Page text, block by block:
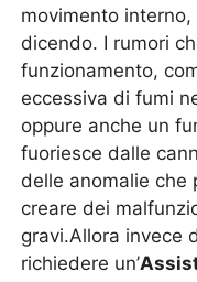
movimento
dicendo. I rumori
funzionamento,
eccessiva di fumi
oppure anche un
fuoriesce dalle
delle anomalie che
creare dei
gravi.Allora invece
richiedere un’